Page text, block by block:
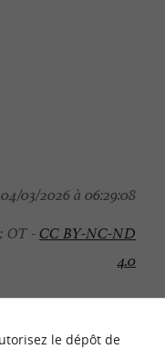
04/03/2026 à 06:29:08
OT -CC BY-NC-ND
4.0
le dépôt de